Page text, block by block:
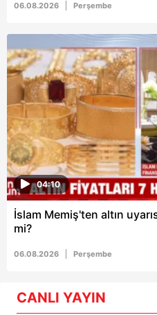
06.08.2026 Perşembe
04:10
İslam Memiş'ten altın
mi?
06.08.2026 Perşembe
CANLI YAYIN